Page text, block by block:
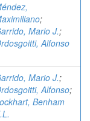
;
Mario J.;
Alfonso
Mario J.;
Alfonso;
Benham